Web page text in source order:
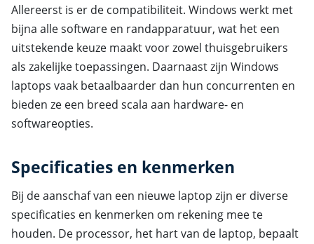
Allereerst is er de compatibiliteit. Windows werkt met
bijna alle software en randapparatuur, wat het een
uitstekende keuze maakt voor zowel thuisgebruikers
als zakelijke toepassingen. Daarnaast zijn Windows
laptops vaak betaalbaarder dan hun concurrenten en
bieden ze een breed scala aan hardware- en
softwareopties.
Specificaties en kenmerken
Bij de aanschaf van een nieuwe laptop zijn er diverse
specificaties en kenmerken om rekening mee te
houden. De processor, het hart van de laptop, bepaalt